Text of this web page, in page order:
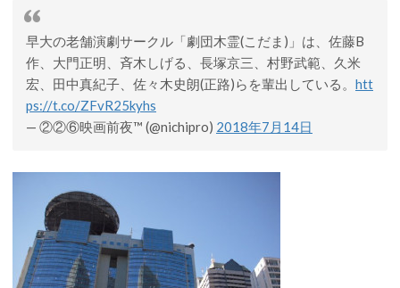
早大の老舗演劇サークル「劇団木霊(こだま)」は、佐藤B
作、大門正明、斉木しげる、長塚京三、村野武範、久米
宏、田中真紀子、佐々木史朗(正路)らを輩出している。 htt
ps://t.co/ZFvR25kyhs
— ②②⑥映画前夜™ (@nichipro) 2018年7月14日